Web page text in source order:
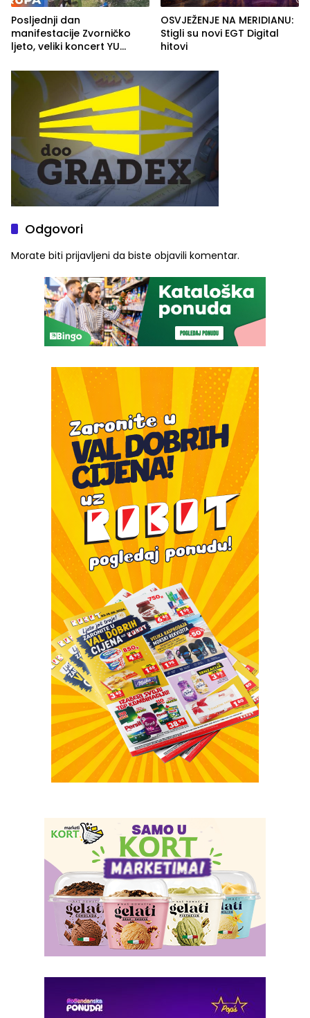
Posljednji dan
manifestacije Zvorničko
ljeto, veliki koncert YU
ove godine
OSVJEŽENJE NA MERIDIANU:
Stigli su novi EGT Digital
hitovi
Odgovori
Morate biti prijavljeni da biste objavili komentar.